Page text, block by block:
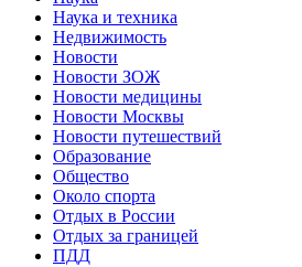
Наука и техника
Недвижимость
Новости
Новости ЗОЖ
Новости медицины
Новости Москвы
Новости путешествий
Образование
Общество
Около спорта
Отдых в России
Отдых за границей
ПДД